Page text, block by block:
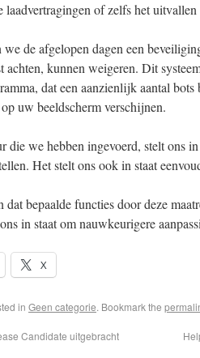
laadvertragingen of zelfs het uitvallen
de afgelopen dagen een
achten, kunnen weigeren. Dit
dat een aanzienlijk aantal
uw beeldscherm verschijnen.
die we hebben ingevoerd, stelt ons
Het stelt ons ook in staat
bepaalde functies door deze
in staat om nauwkeurigere
X
in Geen categorie. Bookmark the
Candidate uitgebracht